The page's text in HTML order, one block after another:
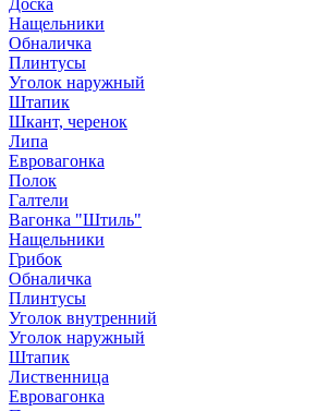
Доска
Нащельники
Обналичка
Плинтусы
Уголок наружный
Штапик
Шкант, черенок
Липа
Евровагонка
Полок
Галтели
Вагонка "Штиль"
Нащельники
Грибок
Обналичка
Плинтусы
Уголок внутренний
Уголок наружный
Штапик
Лиственница
Евровагонка